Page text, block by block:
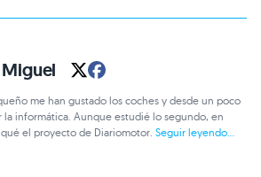
me han gustado los coches y desde un poco
la informática. Aunque estudié lo segundo, en
el proyecto de Diariomotor.Seguir leyendo...